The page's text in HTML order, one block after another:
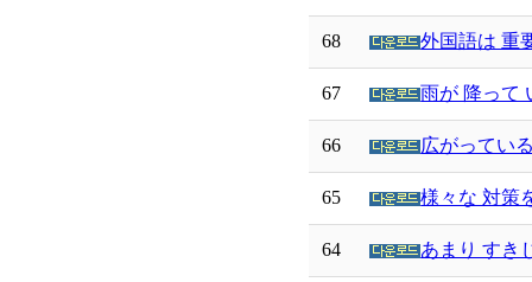
68 外国語は 重
67 雨が 降って
66 広がってい
65 様々な 対策
64 あまり すき